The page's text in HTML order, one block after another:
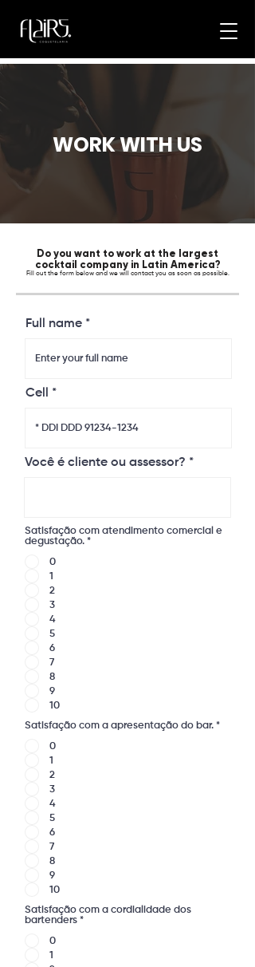
WORK WITH US
Do you want to work at the largest
cocktail company in Latin America?
Fill out the form below and we will contact you as soon as possible.
Full name
Cell
Você é cliente ou assessor?
Satisfação com atendimento comercial e
degustação. *
0
1
2
3
4
5
6
7
8
9
10
Satisfação com a apresentação do bar. *
0
1
2
3
4
5
6
7
8
9
10
Satisfação com a cordialidade dos
bartenders *
0
1